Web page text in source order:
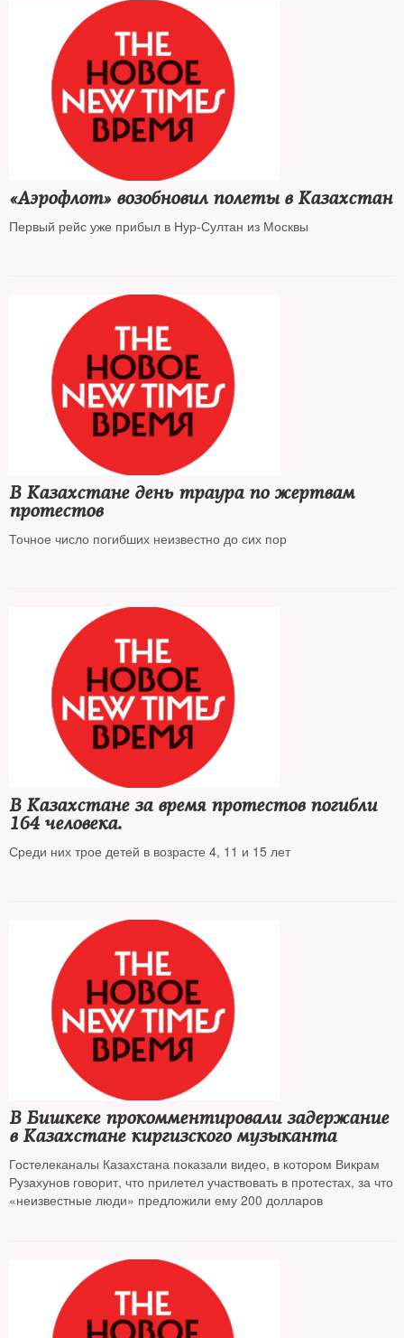
«Аэрофлот» возобновил полеты в Казахстан
Первый рейс уже прибыл в Нур-Султан из Москвы
В Казахстане день траура по жертвам
протестов
Точное число погибших неизвестно до сих пор
В Казахстане за время протестов погибли
164 человека.
Среди них трое детей в возрасте 4, 11 и 15 лет
В Бишкеке прокомментировали задержание
в Казахстане киргизского музыканта
Гостелеканалы Казахстана показали видео, в котором Викрам
Рузахунов говорит, что прилетел участвовать в протестах, за что
«неизвестные люди» предложили ему 200 долларов